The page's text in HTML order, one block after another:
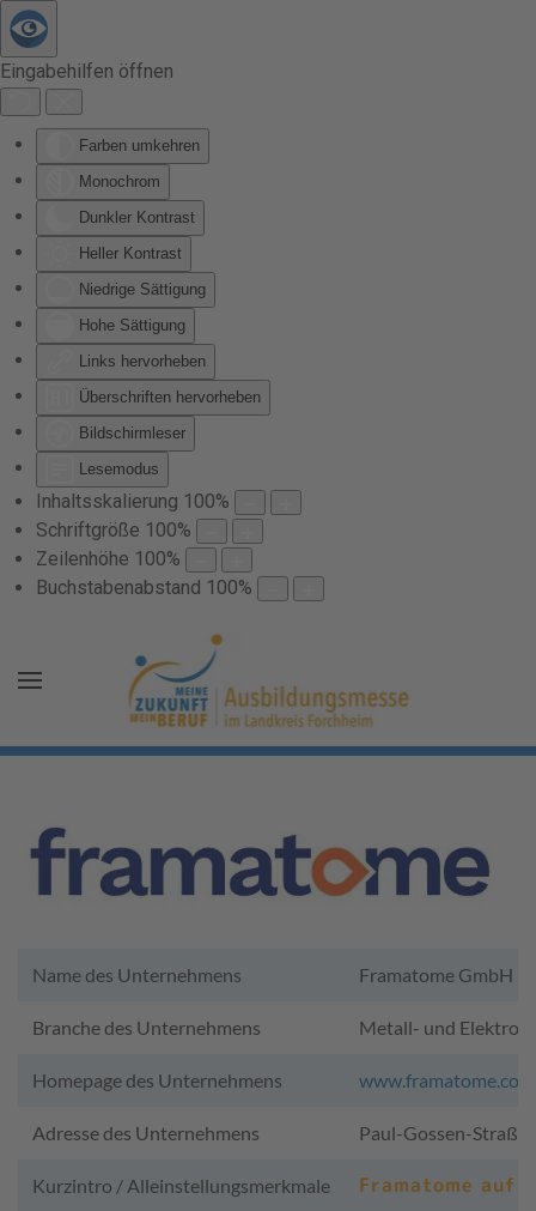
Eingabehilfen öffnen
Farben umkehren
Monochrom
Dunkler Kontrast
Heller Kontrast
Niedrige Sättigung
Hohe Sättigung
Links hervorheben
Überschriften hervorheben
Bildschirmleser
Lesemodus
Inhaltsskalierung 100%
Schriftgröße 100%
Zeilenhöhe 100%
Buchstabenabstand 100%
Zum Hauptinhalt springen
Name des Unternehmens Framatome GmbH
Branche des Unternehmens Metall- und
Homepage des Unternehmens
Adresse des Unternehmens Paul-Gossen-Straße
Kurzintro / Alleinstellungsmerkmale Framatome auf